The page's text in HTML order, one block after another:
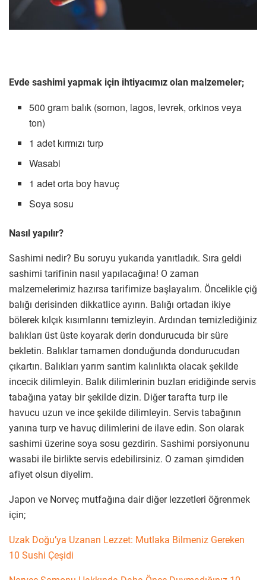
Evde sashimi yapmak için ihtiyacımız olan malzemeler;
500 gram balık (somon, lagos, levrek, orkinos veya
ton)
1 adet kırmızı turp
Wasabi
1 adet orta boy havuç
Soya sosu
Nasıl yapılır?
Sashimi nedir? Bu soruyu yukarıda yanıtladık. Sıra geldi
sashimi tarifinin nasıl yapılacağına! O zaman
malzemelerimiz hazırsa tarifimize başlayalım. Öncelikle çiğ
balığı derisinden dikkatlice ayırın. Balığı ortadan ikiye
bölerek kılçık kısımlarını temizleyin. Ardından temizlediğiniz
balıkları üst üste koyarak derin dondurucuda bir süre
bekletin. Balıklar tamamen donduğunda dondurucudan
çıkartın. Balıkları yarım santim kalınlıkta olacak şekilde
incecik dilimleyin. Balık dilimlerinin buzları eridiğinde servis
tabağına yatay bir şekilde dizin. Diğer tarafta turp ile
havucu uzun ve ince şekilde dilimleyin. Servis tabağının
yanına turp ve havuç dilimlerini de ilave edin. Son olarak
sashimi üzerine soya sosu gezdirin. Sashimi porsiyonunu
wasabi ile birlikte servis edebilirsiniz. O zaman şimdiden
afiyet olsun diyelim.
Japon ve Norveç mutfağına dair diğer lezzetleri öğrenmek
için;
Uzak Doğu’ya Uzanan Lezzet: Mutlaka Bilmeniz Gereken
10 Sushi Çeşidi